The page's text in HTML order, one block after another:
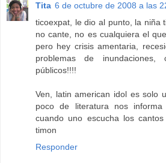
Tita 6 de octubre de 2008 a las
ticoexpat, le dio al punto, la niña
no cante, no es cualquiera el
pero hey crisis amentaria,
problemas de
públicos!!!!
Ven, latin american idol es solo
poco de literatura nos
cuando uno escucha los
timon
Responder